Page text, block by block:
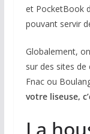
et PocketBook
pouvant servir
Globalement,
sur des sites
Fnac ou
votre liseuse,
La